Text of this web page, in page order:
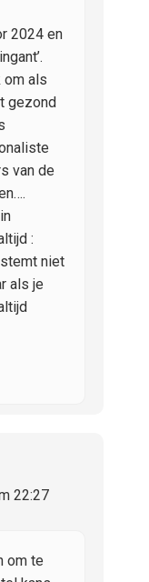
2024 en
om als
gezond
van de
:
stemt niet
als je
22:27
om te